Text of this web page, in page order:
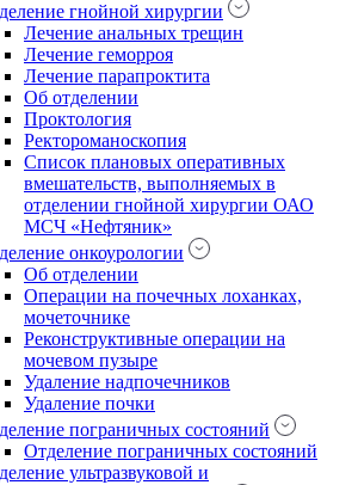
гнойной хирургии
Лечение анальных трещин
Лечение геморроя
Лечение парапроктита
Об отделении
Проктология
Ректороманоскопия
Список плановых оперативных
вмешательств, выполняемых в
отделении гнойной хирургии ОАО
МСЧ «Нефтяник»
онкоурологии
Об отделении
Операции на почечных лоханках,
мочеточнике
Реконструктивные операции на
мочевом пузыре
Удаление надпочечников
Удаление почки
пограничных состояний
Отделение пограничных состояний
ультразвуковой и